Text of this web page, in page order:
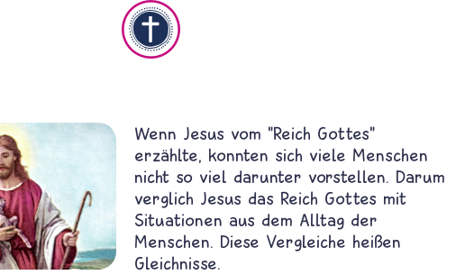
Wenn Jesus vom "Reich Gottes"
erzählte, konnten sich viele Menschen
nicht so viel darunter vorstellen. Darum
verglich Jesus das Reich Gottes mit
Situationen aus dem Alltag der
Menschen. Diese Vergleiche heißen
Gleichnisse.